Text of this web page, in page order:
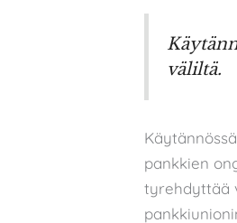
väliltä.
pankkien
tyrehdyttää